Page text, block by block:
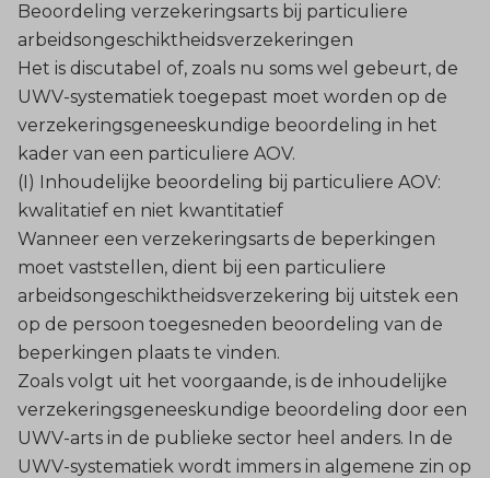
Beoordeling verzekeringsarts bij particuliere
arbeidsongeschiktheidsverzekeringen
Het is discutabel of, zoals nu soms wel gebeurt, de
UWV-systematiek toegepast moet worden op de
verzekeringsgeneeskundige beoordeling in het
kader van een particuliere AOV.
(I) Inhoudelijke beoordeling bij particuliere AOV:
kwalitatief en niet kwantitatief
Wanneer een verzekeringsarts de beperkingen
moet vaststellen, dient bij een particuliere
arbeidsongeschiktheidsverzekering bij uitstek een
op de persoon toegesneden beoordeling van de
beperkingen plaats te vinden.
Zoals volgt uit het voorgaande, is de inhoudelijke
verzekeringsgeneeskundige beoordeling door een
UWV-arts in de publieke sector heel anders. In de
UWV-systematiek wordt immers in algemene zin op